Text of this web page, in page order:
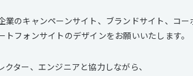
業のキャンペーンサイト、ブランドサイト、コー
トフォンサイトのデザインをお願いいたします。
クター、エンジニアと協力しながら、